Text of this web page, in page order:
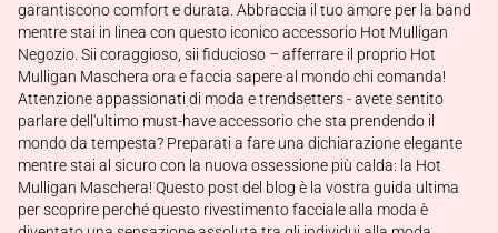
garantiscono comfort e durata. Abbraccia il tuo amore per la band
mentre stai in linea con questo iconico accessorio Hot Mulligan
Negozio. Sii coraggioso, sii fiducioso – afferrare il proprio Hot
Mulligan Maschera ora e faccia sapere al mondo chi comanda!
Attenzione appassionati di moda e trendsetters - avete sentito
parlare dell'ultimo must-have accessorio che sta prendendo il
mondo da tempesta? Preparati a fare una dichiarazione elegante
mentre stai al sicuro con la nuova ossessione più calda: la Hot
Mulligan Maschera! Questo post del blog è la vostra guida ultima
per scoprire perché questo rivestimento facciale alla moda è